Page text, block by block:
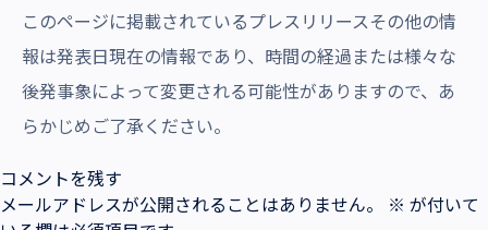
このページに掲載されているプレスリリースその他の情
報は発表日現在の情報であり、時間の経過または様々な
後発事象によって変更される可能性がありますので、あ
らかじめご了承ください。
コメントを残す
メールアドレスが公開されることはありません。
※ が付いて